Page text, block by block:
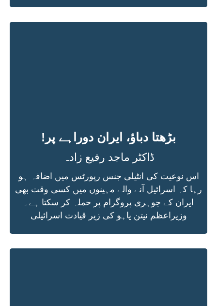
بڑھتا دباؤ، ایران دوراہے پر!
ڈاکٹر ماجد رفیع زادہ
اس نوعیت کی انٹیلی جنس رپورٹس میں اضافہ ہو
رہا کہ اسرائیل آنے والے مہینوں میں کسی وقت بھی
ایران کے جوہری پروگرام پر حملہ کر سکتا ہے۔
وزیراعظم نیتن یاہو کی زیر قیادت اسرائیلی